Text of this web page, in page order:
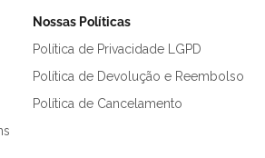
Nossas Políticas
Política de Privacidade LGPD
Política de Devolução e Reembolso
Política de Cancelamento